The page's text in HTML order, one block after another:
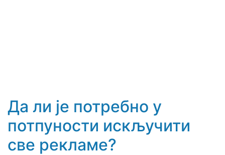
Да ли је потребно у
потпуности искључити
све рекламе?